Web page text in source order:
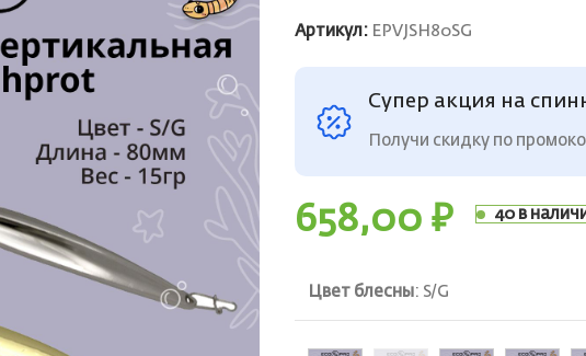
Артикул: EPVJSH80SG
Супер акция на
Получи скидку по
658,00 ₽ 40 в
Цвет блесны: S/G